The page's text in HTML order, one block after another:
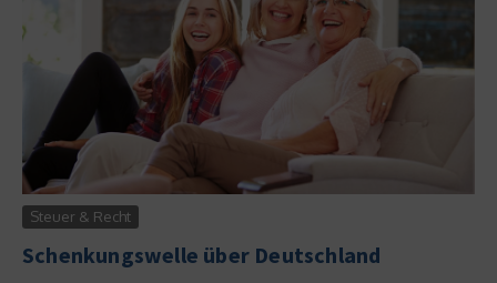
Steuer & Recht
Schenkungswelle über Deutschland